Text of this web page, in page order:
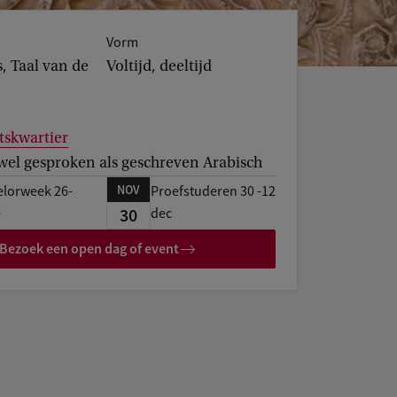
Taal van de
Vorm
Voltijd, deeltijd
gesproken als geschreven Arabisch
26-
NOV
30
Proefstuderen 30 -12
dec
een open dag of event